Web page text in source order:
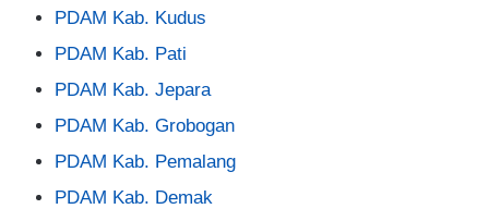
PDAM Kab. Kudus
PDAM Kab. Pati
PDAM Kab. Jepara
PDAM Kab. Grobogan
PDAM Kab. Pemalang
PDAM Kab. Demak